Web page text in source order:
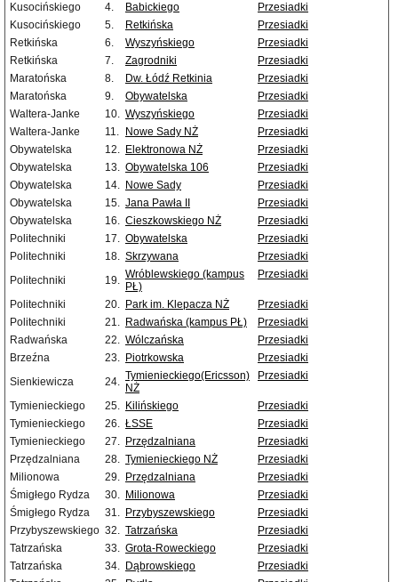
Kusocińskiego
4. Babickiego
Przesiadki
Kusocińskiego
5. Retkińska
Przesiadki
Retkińska
6. Wyszyńskiego
Przesiadki
Retkińska
7. Zagrodniki
Przesiadki
Maratońska
8. Dw. Łódź Retkinia
Przesiadki
Maratońska
9. Obywatelska
Przesiadki
Waltera-Janke
10. Wyszyńskiego
Przesiadki
Waltera-Janke
11. Nowe Sady NŻ
Przesiadki
Obywatelska
12. Elektronowa NŻ
Przesiadki
Obywatelska
13. Obywatelska 106
Przesiadki
Obywatelska
14. Nowe Sady
Przesiadki
Obywatelska
15. Jana Pawła II
Przesiadki
Obywatelska
16. Cieszkowskiego NŻ
Przesiadki
Politechniki
17. Obywatelska
Przesiadki
Politechniki
18. Skrzywana
Przesiadki
Politechniki
19. Wróblewskiego (kampus
PŁ)
Przesiadki
Politechniki 20. Park im. Klepacza NŻ
Przesiadki
Politechniki
21. Radwańska (kampus PŁ)
Przesiadki
Radwańska
22. Wólczańska
Przesiadki
Brzeźna
23. Piotrkowska
Przesiadki
Sienkiewicza
24. Tymienieckiego(Ericsson)
NŻ
Przesiadki
Tymienieckiego 25. Kilińskiego
Przesiadki
Tymienieckiego
26. ŁSSE
Przesiadki
Tymienieckiego
27. Przędzalniana
Przesiadki
Przędzalniana
28. Tymienieckiego NŻ
Przesiadki
Milionowa
29. Przędzalniana
Przesiadki
Śmigłego Rydza
30. Milionowa
Przesiadki
Śmigłego Rydza
31. Przybyszewskiego
Przesiadki
Przybyszewskiego 32. Tatrzańska
Przesiadki
Tatrzańska
33. Grota-Roweckiego
Przesiadki
Tatrzańska
34. Dąbrowskiego
Przesiadki